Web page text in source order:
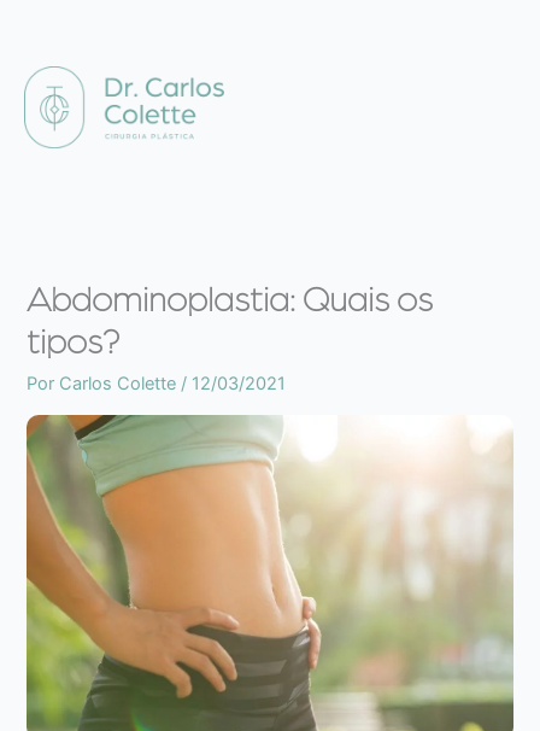
conteúdo
Abdominoplastia: Quais os
tipos?
Por Carlos Colette / 12/03/2021
s
q
r